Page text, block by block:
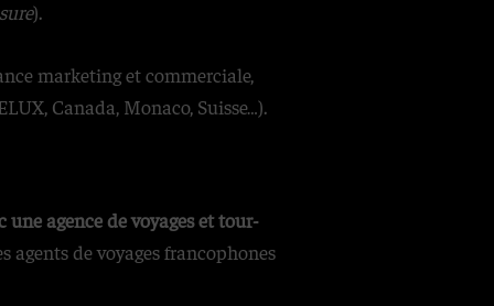
).
marketing et commerciale,
Canada, Monaco, Suisse…).
agence de voyages et tour-
agents de voyages francophones